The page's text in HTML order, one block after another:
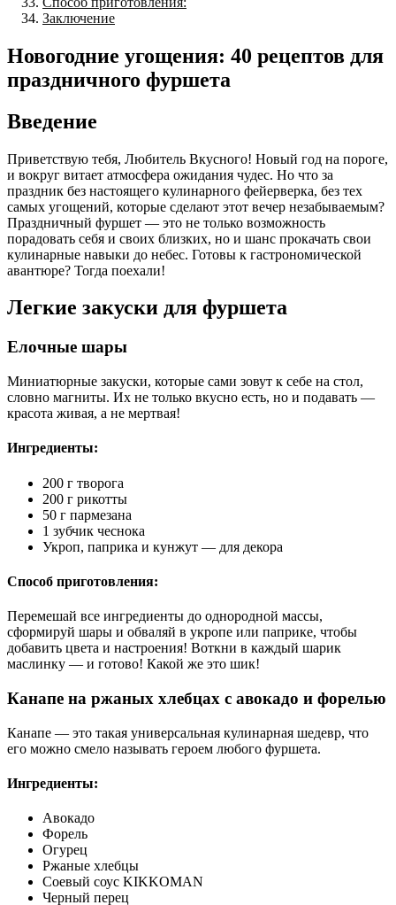
Заключение
Новогодние угощения: 40 рецептов для
праздничного фуршета
Введение
Приветствую тебя, Любитель Вкусного! Новый год на пороге,
и вокруг витает атмосфера ожидания чудес. Но что за
праздник без настоящего кулинарного фейерверка, без тех
самых угощений, которые сделают этот вечер незабываемым?
Праздничный фуршет — это не только возможность
порадовать себя и своих близких, но и шанс прокачать свои
кулинарные навыки до небес. Готовы к гастрономической
авантюре? Тогда поехали!
Легкие закуски для фуршета
Елочные шары
Миниатюрные закуски, которые сами зовут к себе на стол,
словно магниты. Их не только вкусно есть, но и подавать —
красота живая, а не мертвая!
Ингредиенты:
200 г творога
200 г рикотты
50 г пармезана
1 зубчик чеснока
Укроп, паприка и кунжут — для декора
Способ приготовления:
Перемешай все ингредиенты до однородной массы,
сформируй шары и обваляй в укропе или паприке, чтобы
добавить цвета и настроения! Воткни в каждый шарик
маслинку — и готово! Какой же это шик!
Канапе на ржаных хлебцах с авокадо и форелью
Канапе — это такая универсальная кулинарная шедевр, что
его можно смело называть героем любого фуршета.
Ингредиенты:
Авокадо
Форель
Огурец
Ржаные хлебцы
Соевый соус KIKKOMAN
Черный перец